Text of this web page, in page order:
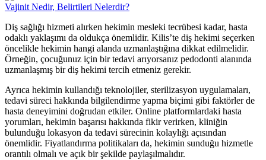
Vajinit Nedir, Belirtileri Nelerdir?
Diş sağlığı hizmeti alırken hekimin mesleki tecrübesi kadar, hasta
odaklı yaklaşımı da oldukça önemlidir. Kilis’te diş hekimi seçerken
öncelikle hekimin hangi alanda uzmanlaştığına dikkat edilmelidir.
Örneğin, çocuğunuz için bir tedavi arıyorsanız pedodonti alanında
uzmanlaşmış bir diş hekimi tercih etmeniz gerekir.
Ayrıca hekimin kullandığı teknolojiler, sterilizasyon uygulamaları,
tedavi süreci hakkında bilgilendirme yapma biçimi gibi faktörler de
hasta deneyimini doğrudan etkiler. Online platformlardaki hasta
yorumları, hekimin başarısı hakkında fikir verirken, kliniğin
bulunduğu lokasyon da tedavi sürecinin kolaylığı açısından
önemlidir. Fiyatlandırma politikaları da, hekimin sunduğu hizmetle
orantılı olmalı ve açık bir şekilde paylaşılmalıdır.